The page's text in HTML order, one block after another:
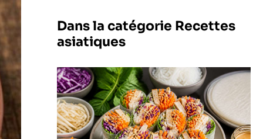
Dans la catégorie Recettes
asiatiques